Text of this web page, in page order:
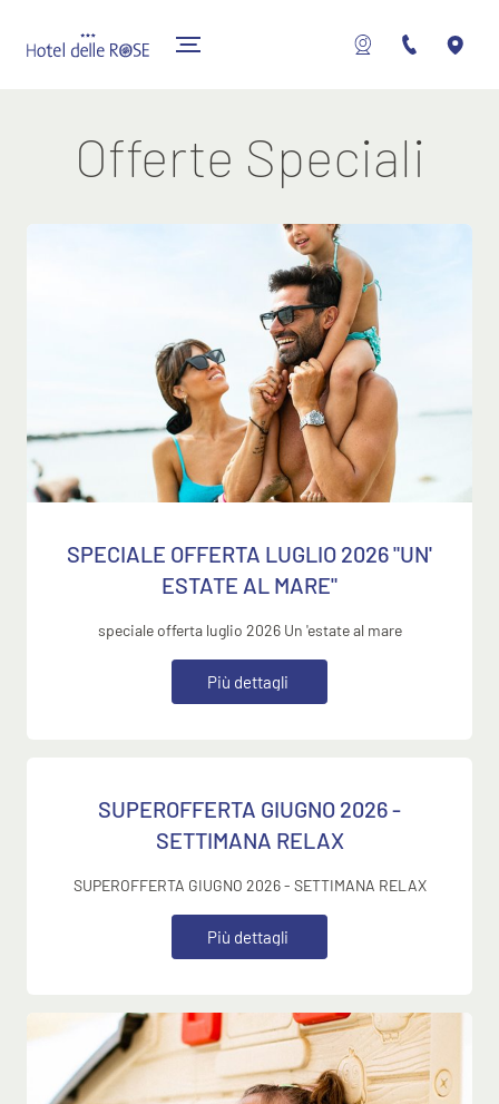
Offerte Speciali
SPECIALE OFFERTA LUGLIO 2026 "UN'
ESTATE AL MARE"
speciale offerta luglio 2026 Un 'estate al mare
Più dettagli
SUPEROFFERTA GIUGNO 2026 -
SETTIMANA RELAX
SUPEROFFERTA GIUGNO 2026 - SETTIMANA RELAX
Più dettagli